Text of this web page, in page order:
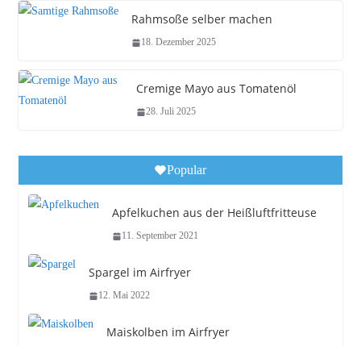
Rahmsoße selber machen
18. Dezember 2025
Cremige Mayo aus Tomatenöl
28. Juli 2025
Popular
Apfelkuchen aus der Heißluftfritteuse
11. September 2021
Spargel im Airfryer
12. Mai 2022
Maiskolben im Airfryer